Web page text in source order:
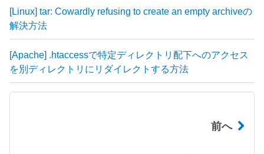
[Linux] tar: Cowardly refusing to create an empty archiveの
解決方法
[Apache] .htaccessで特定ディレクトリ配下へのアクセス
を別ディレクトリにリダイレクトする方法
前へ